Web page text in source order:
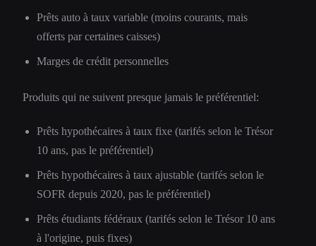
Prêts auto à taux variable (moins courants, mais
offerts par certaines caisses)
Marges de crédit personnelles
Produits qui ne suivent presque jamais le préférentiel:
Prêts hypothécaires à taux fixe (tarifés selon le Trésor
10 ans, pas le préférentiel)
Prêts hypothécaires à taux ajustable (tarifés selon le
SOFR depuis 2020, pas le préférentiel)
Prêts étudiants fédéraux (tarifés selon le Trésor 10 ans
à l'origine, puis fixes)